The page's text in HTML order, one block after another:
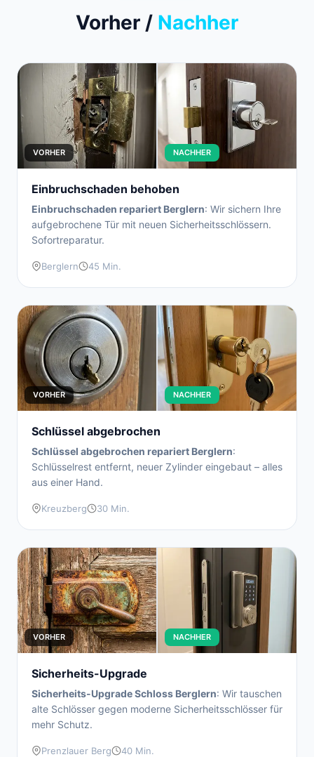
Vorher / Nachher
VORHER NACHHER
Einbruchschaden behoben
Einbruchschaden repariert Berglern: Wir sichern Ihre
aufgebrochene Tür mit neuen Sicherheitsschlössern.
Sofortreparatur.
Berglern 45 Min.
VORHER NACHHER
Schlüssel abgebrochen
Schlüssel abgebrochen repariert Berglern:
Schlüsselrest entfernt, neuer Zylinder eingebaut – alles
aus einer Hand.
Kreuzberg 30 Min.
VORHER NACHHER
Sicherheits-Upgrade
Sicherheits-Upgrade Schloss Berglern: Wir tauschen
alte Schlösser gegen moderne Sicherheitsschlösser für
mehr Schutz.
Prenzlauer Berg 40 Min.